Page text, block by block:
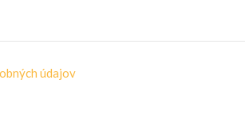
údajov